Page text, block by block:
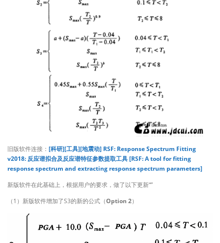
旧版软件连接： [科研][工具][地震动] RSF: Response Spectrum Fitting
v2018: 反应谱拟合及反应谱特征参数提取工具 [RSF: A tool for fitting
response spectrum and extracting response spectrum parameters]
新版软件在此基础上，根据用户的要求，做了以下更新“”
（1）新版软件增加了S3的新的公式（Option 2）